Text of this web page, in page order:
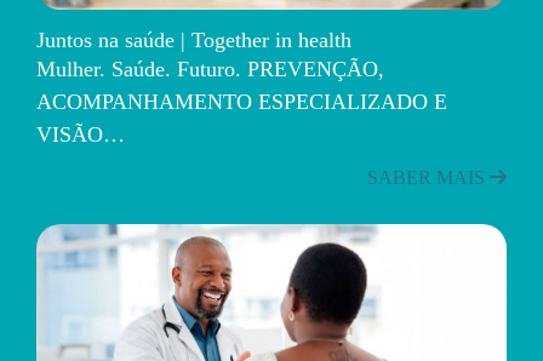
Juntos na saúde | Together in health
Mulher. Saúde. Futuro. PREVENÇÃO,
ACOMPANHAMENTO ESPECIALIZADO E
VISÃO…
SABER MAIS